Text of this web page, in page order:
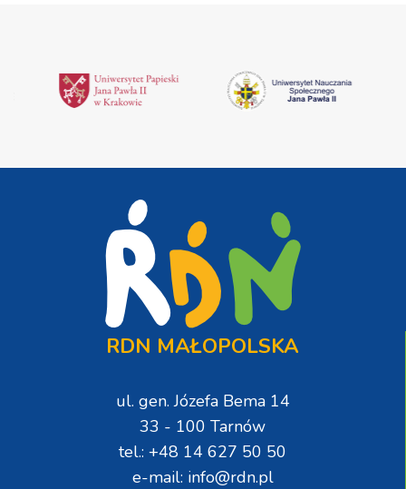
RDN MAŁOPOLSKA
ul. gen. Józefa Bema 14
33 - 100 Tarnów
tel.: +48 14 627 50 50
e-mail: info@rdn.pl